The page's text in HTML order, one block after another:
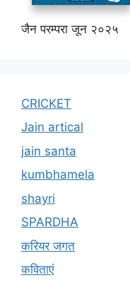
जैन परम्परा जून २०२५
CRICKET
Jain artical
jain santa
kumbhamela
shayri
SPARDHA
करियर जगत
कविताएं